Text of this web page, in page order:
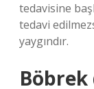
tedavisine
tedavi
yaygındır.
Böbrek